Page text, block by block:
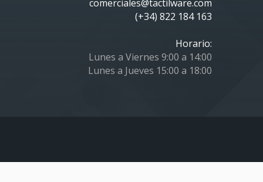
comerciales@tactilware.com
(+34) 822 184 163
Horario:
Lunes a Viernes 9:00 a 14:00
Lunes a Jueves 15:00 a 18:00